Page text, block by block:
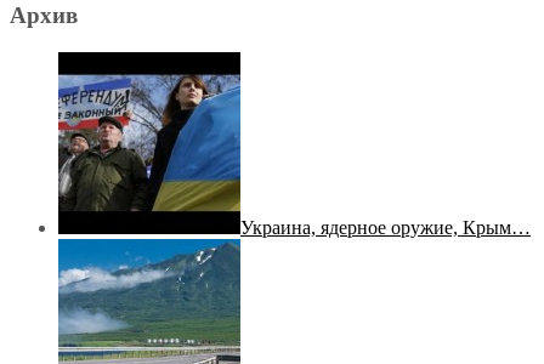
Архив
Украина, ядерное оружие, Крым…